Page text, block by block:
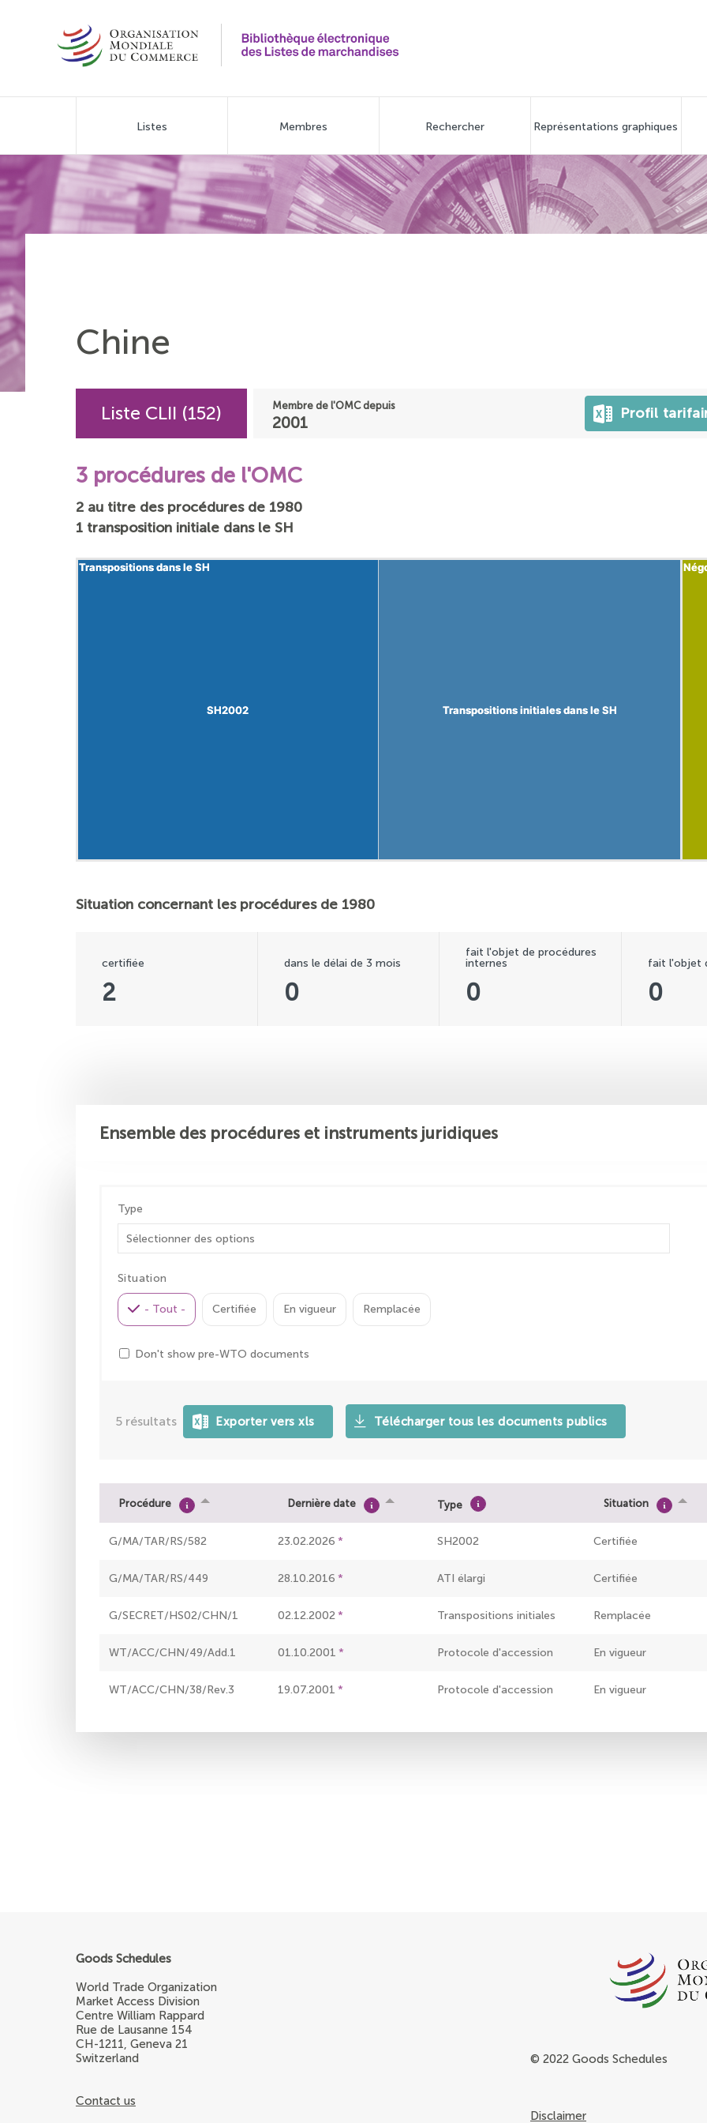
navigation
Listes Membres Rechercher Représentations graphiques
Chine
Liste CLII (152) Membre de l'OMC depuis
2001
Profil
3 procédures de l'OMC
2 au titre des procédures de 1980
1 transposition initiale dans le SH
Transpositions dans le SH
Transpositions dans le SH
SH2002
SH2002 Transpositions initiales dans le SH
Transpositions initiales dans le SH
Situation concernant les procédures de 1980
2
certifiée
0
dans le délai de 3 mois
0
fait l'objet de procédures
internes
0
fait l'objet
Ensemble des procédures et instruments juridiques
Type
Situation
- Tout - Certifiée En vigueur Remplacée
Don't show pre-WTO documents
5 résultats Télécharger tous les documents publics
Procédure Dernière date Type Situation
G/MA/TAR/RS/582 23.02.2026 SH2002 Certifiée
G/MA/TAR/RS/449 28.10.2016 ATI élargi Certifiée
G/SECRET/HS02/CHN/1 02.12.2002 Transpositions initiales Remplacée
WT/ACC/CHN/49/Add.1 01.10.2001 Protocole d'accession En vigueur
WT/ACC/CHN/38/Rev.3 19.07.2001 Protocole d'accession En vigueur
Goods Schedules
World Trade Organization
Market Access Division
Centre William Rappard
Rue de Lausanne 154
CH-1211, Geneva 21
Switzerland
Contact us
© 2022 Goods Schedules
Disclaimer